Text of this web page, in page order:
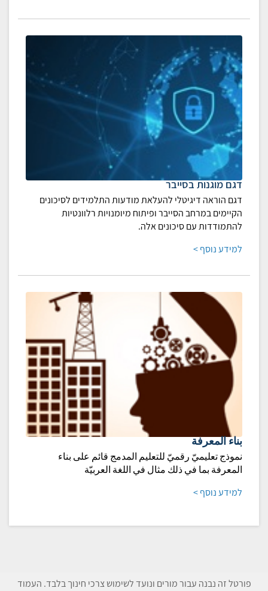
דגם מוגנות בסייבר
דגם הוראה דיגיטלי להעלאת מודעות התלמידים לסיכונים
הקיימים במרחב הסייבר ופיתוח מיומנויות רלוונטיות
להתמודדות עם סיכונים אלה.
למידע נוסף >
بناء المعرفة
نموذج تعليميّ رقميّ للتعليم المدمج قائم على بناء
المعرفة بما في ذلك مثال في اللغة العربيّة
למידע נוסף >
פורטל זה נבנה עבור מורים ונועד לשימוש צרכי חינוך בלבד. העמוד